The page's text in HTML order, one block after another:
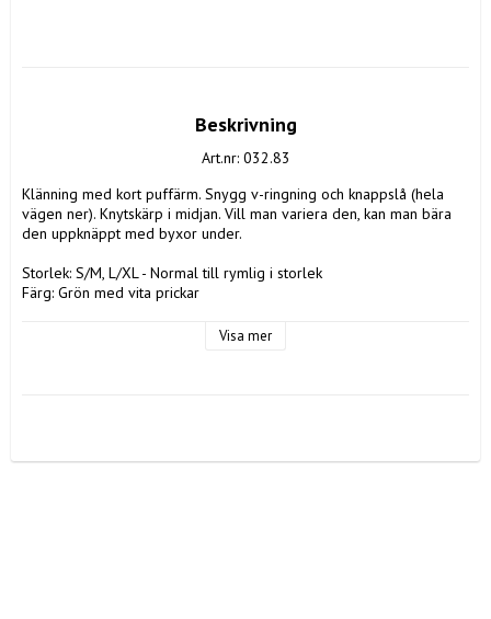
Beskrivning
Art.nr: 032.83
Klänning med kort puffärm. Snygg v-ringning och knappslå (hela
vägen ner). Knytskärp i midjan. Vill man variera den, kan man bära
den uppknäppt med byxor under.
Storlek: S/M, L/XL - Normal till rymlig i storlek
Färg: Grön med vita prickar
Visa mer